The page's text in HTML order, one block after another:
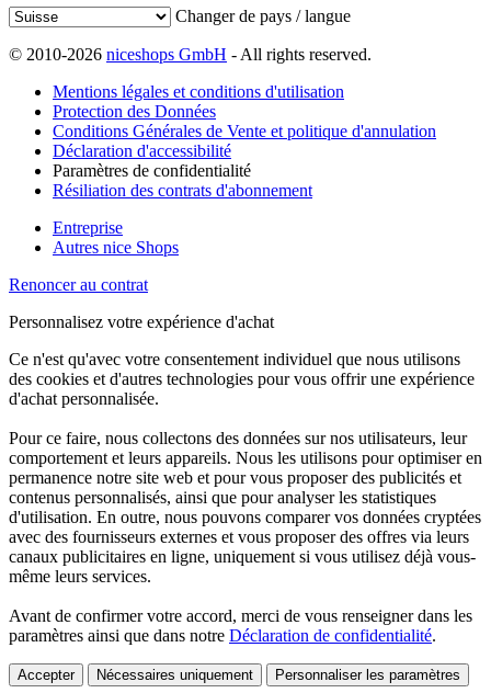
Changer de pays / langue
© 2010-2026 niceshops GmbH - All rights reserved.
Mentions légales et conditions d'utilisation
Protection des Données
Conditions Générales de Vente et politique d'annulation
Déclaration d'accessibilité
Paramètres de confidentialité
Résiliation des contrats d'abonnement
Entreprise
Autres nice Shops
Renoncer au contrat
Personnalisez votre expérience d'achat
Ce n'est qu'avec votre consentement individuel que nous utilisons
des cookies et d'autres technologies pour vous offrir une expérience
d'achat personnalisée.
Pour ce faire, nous collectons des données sur nos utilisateurs, leur
comportement et leurs appareils. Nous les utilisons pour optimiser en
permanence notre site web et pour vous proposer des publicités et
contenus personnalisés, ainsi que pour analyser les statistiques
d'utilisation. En outre, nous pouvons comparer vos données cryptées
avec des fournisseurs externes et vous proposer des offres via leurs
canaux publicitaires en ligne, uniquement si vous utilisez déjà vous-
même leurs services.
Avant de confirmer votre accord, merci de vous renseigner dans les
paramètres ainsi que dans notre Déclaration de confidentialité.
Accepter Nécessaires uniquement Personnaliser les paramètres